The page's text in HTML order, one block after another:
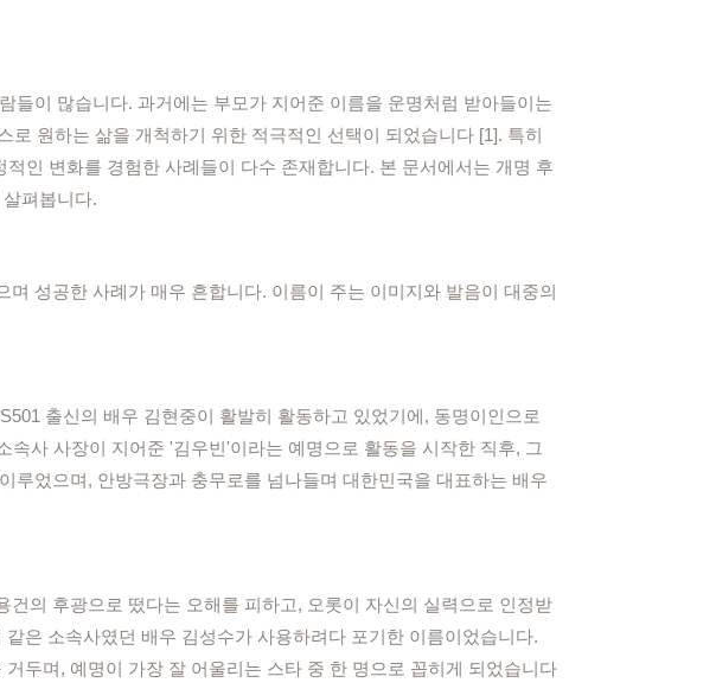
들이 많습니다. 과거에는 부모가 지어준 이름을 운명처럼 받아들이는
원하는 삶을 개척하기 위한 적극적인 선택이 되었습니다 [1]. 특히
인 변화를 경험한 사례들이 다수 존재합니다. 본 문서에서는 개명 후
펴봅니다.
성공한 사례가 매우 흔합니다. 이름이 주는 이미지와 발음이 대중의
출신의 배우 김현중이 활발히 활동하고 있었기에, 동명이인으로
사 사장이 지어준 '김우빈'이라는 예명으로 활동을 시작한 직후, 그
루었으며, 안방극장과 충무로를 넘나들며 대한민국을 대표하는 배우
의 후광으로 떴다는 오해를 피하고, 오롯이 자신의 실력으로 인정받
은 소속사였던 배우 김성수가 사용하려다 포기한 이름이었습니다.
두며, 예명이 가장 잘 어울리는 스타 중 한 명으로 꼽히게 되었습니다